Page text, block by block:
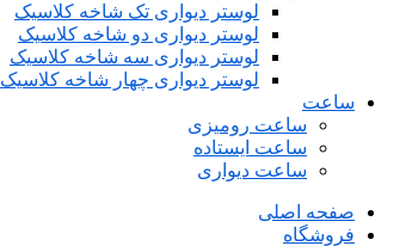
لوستر دیواری تک شاخه کلاسیک
لوستر دیواری دو شاخه کلاسیک
لوستر دیواری سه شاخه کلاسیک
لوستر دیواری چهار شاخه کلاسیک
ساعت
ساعت رومیزی
ساعت ایستاده
ساعت دیواری
صفحه اصلی
فروشگاه